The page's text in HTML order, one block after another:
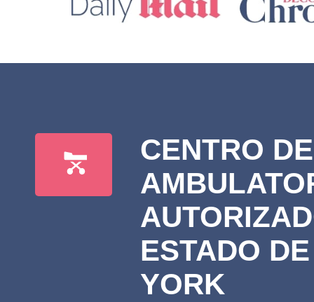
CENTRO
ESTADO
YORK